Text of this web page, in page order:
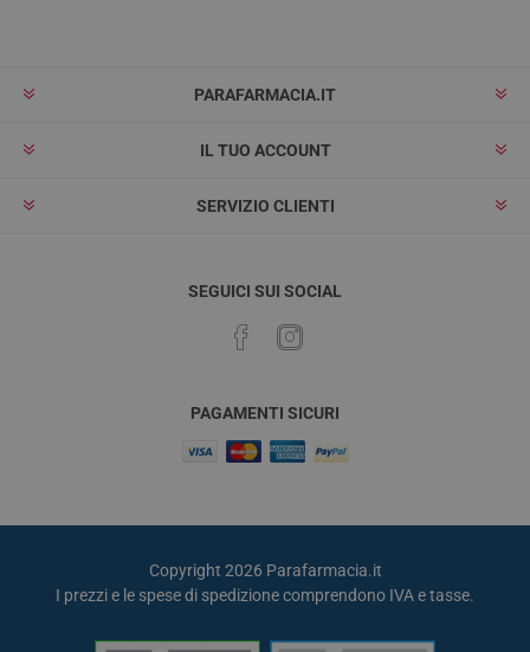
PARAFARMACIA.IT
IL TUO ACCOUNT
SERVIZIO CLIENTI
SEGUICI SUI SOCIAL
PAGAMENTI SICURI
Copyright 2026 Parafarmacia.it
I prezzi e le spese di spedizione comprendono IVA e tasse.